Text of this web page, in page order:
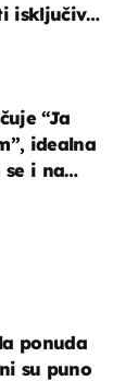
ponuda
su puno
isključivo
“Ja
idealna
se i na